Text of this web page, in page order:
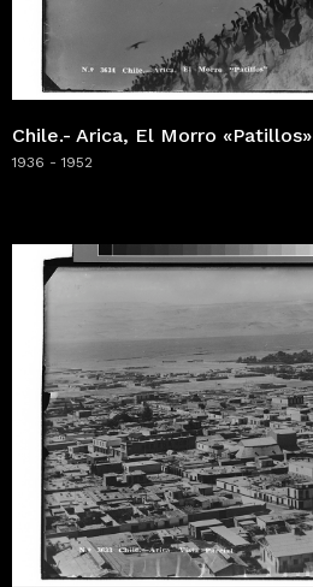
Chile.- Arica, El Morro «Patillos»
1936 - 1952